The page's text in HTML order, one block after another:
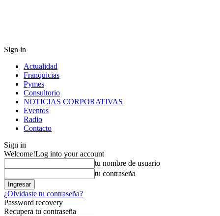
Sign in
Actualidad
Franquicias
Pymes
Consultorio
NOTICIAS CORPORATIVAS
Eventos
Radio
Contacto
Sign in
Welcome!Log into your account
tu nombre de usuario
tu contraseña
¿Olvidaste tu contraseña?
Password recovery
Recupera tu contraseña